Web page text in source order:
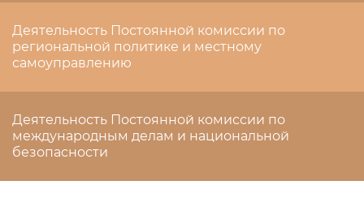
Деятельность Постоянной комиссии по
региональной политике и местному
самоуправлению
Деятельность Постоянной комиссии по
международным делам и национальной
безопасности